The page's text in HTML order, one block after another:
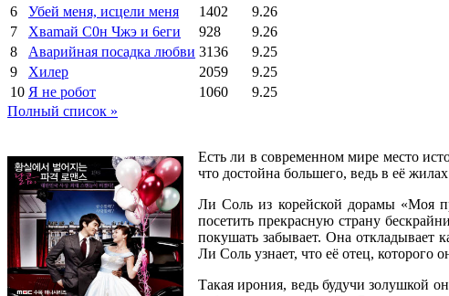
6
Убей меня, исцели меня 1402
9.26
7
Xваmай С0н Чжэ и 6еги 928
9.26
8
Аварийная посадка любви 3136
9.25
9
Хилер 2059
9.25
10 Я не робот 1060
9.25
Полный список »
Есть ли в современном мире место
что достойна большего, ведь в её
Ли Соль из корейской дорамы «Моя
посетить прекрасную страну
покушать забывает. Она откладывает
Ли Соль узнает, что её отец, которого
Такая ирония, ведь будучи золушкой